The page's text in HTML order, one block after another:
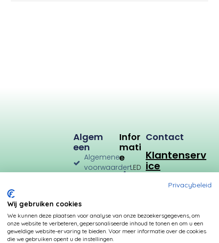
Infor
Mati
E
LED
Verbruik
Kleurtemperatuur
Algem
Een
Algemene
voorwaarden
Privacybeleid
Betalingsmogelijkheden
Contact
Klantenserv
ice
Privacybeleid
Wij gebruiken cookies
We kunnen deze plaatsen voor analyse van onze bezoekersgegevens, om
onze website te verbeteren, gepersonaliseerde inhoud te tonen en om u een
geweldige website-ervaring te bieden. Voor meer informatie over de cookies
die we gebruiken opent u de instellingen.